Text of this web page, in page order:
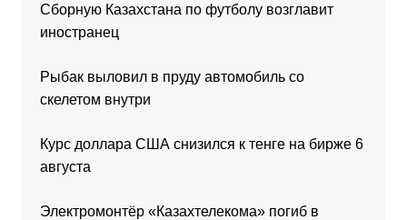
Сборную Казахстана по футболу возглавит
иностранец
Рыбак выловил в пруду автомобиль со
скелетом внутри
Курс доллара США снизился к тенге на бирже 6
августа
Электромонтёр «Казахтелекома» погиб в